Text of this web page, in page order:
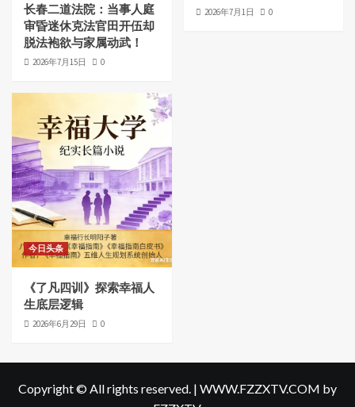
长春二道法院：当事人庭
审昏迷休克法官田开伍却
脱法袍欲与家属动武！
2026年7月15日 0
2026年7月1日 0
今日头条
《了凡四训》探索幸福人
生底层逻辑
2026年6月29日 0
Copyright © All rights reserved. | WWW.FZZXTV.COM by